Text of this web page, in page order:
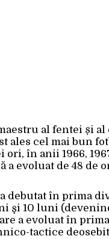
al fentei și
ales cel mai bun
în anii 1966,
a evoluat de 48 de
debutat în prima
şi 10 luni
a evoluat în
tactice